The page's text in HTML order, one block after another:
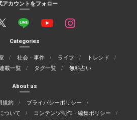
アカウントをフォロー
Categories
社会・事件 ライフ
トレンド
載一覧 タグ一覧 無料占い
About us
規約
プライバシーポリシー
ついて
コンテンツ制作・編集ポリシー